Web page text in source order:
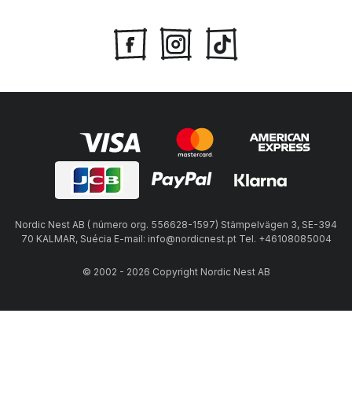
Nordic Nest AB ( número org. 556628-1597) Stämpelvägen 3, SE-394
70 KALMAR, Suécia E-mail: info@nordicnest.pt Tel. +46108085004
© 2002 - 2026 Copyright Nordic Nest AB